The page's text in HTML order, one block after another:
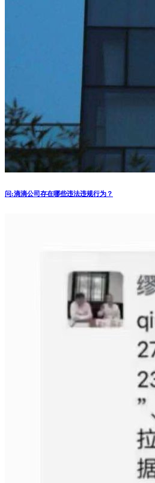
问:滴滴公司存在哪些违法违规行为？